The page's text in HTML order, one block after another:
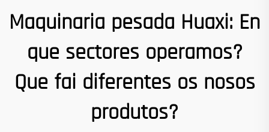
Maquinaria pesada Huaxi: En
que sectores operamos?
Que fai diferentes os nosos
produtos?